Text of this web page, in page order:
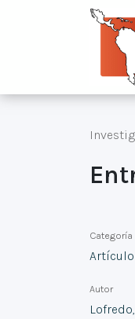
Categoría
Artículo
Autor